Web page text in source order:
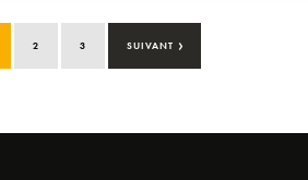
2 3 SUIVANT ›